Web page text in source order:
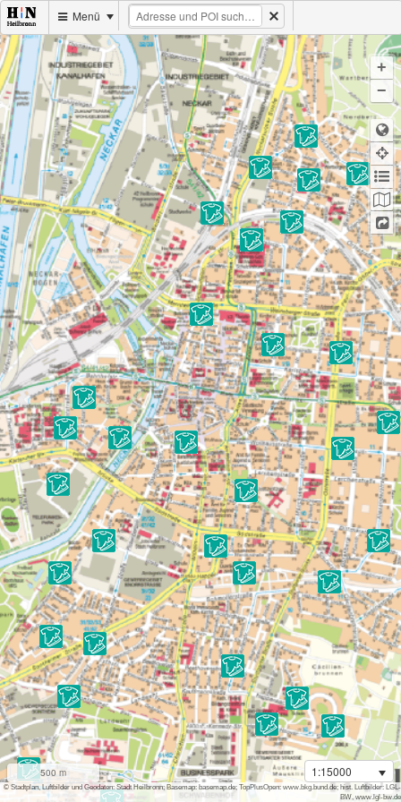
+
−
i
500 m
Menü
1:15000
© Stadtplan, Luftbilder und Geodaten: Stadt Heilbronn; Basemap: basemap.de; TopPlusOpen: www.bkg.bund.de; hist. Luftbilder: LGL-
BW, www.lgl-bw.de